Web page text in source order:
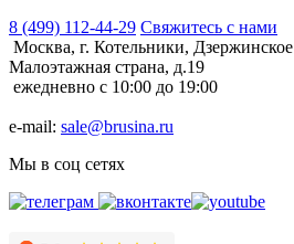
8 (499) 112-44-29 Свяжитесь с нами
Москва, г. Котельники,
Малоэтажная страна, д.19
ежедневно с 10:00 до 19:00
e-mail: sale@brusina.ru
Мы в соц сетях